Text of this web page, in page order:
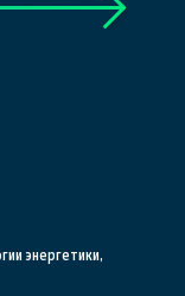
энергетики,